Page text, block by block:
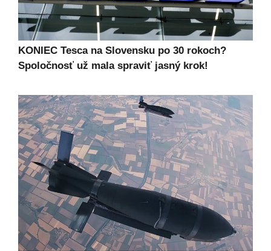
KONIEC Tesca na Slovensku po 30 rokoch?
Spoločnosť už mala spraviť jasný krok!